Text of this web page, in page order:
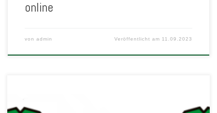
online
von admin Veröffentlicht am 11.09.2023